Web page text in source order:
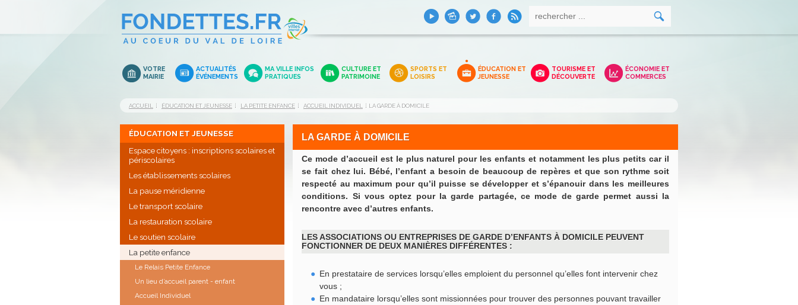
VOTRE
MAIRIE
ACTUALITÉS
ÉVÉNEMENTS
MA VILLE INFOS
PRATIQUES
CULTURE ET
PATRIMOINE
SPORTS ET
LOISIRS
ÉDUCATION ET
JEUNESSE
TOURISME ET
DÉCOUVERTE
ÉCONOMIE ET
COMMERCES
ACCUEIL ÉDUCATION ET JEUNESSE LA PETITE ENFANCE ACCUEIL INDIVIDUEL LA GARDE À DOMICILE
ÉDUCATION ET JEUNESSE
Espace citoyens : inscriptions scolaires et
périscolaires
Les établissements scolaires
La pause méridienne
Le transport scolaire
La restauration scolaire
Le soutien scolaire
La petite enfance
Le Relais Petite Enfance
Un lieu d’accueil parent - enfant
Accueil Individuel
LA GARDE À DOMICILE
Ce mode d’accueil est le plus naturel pour les enfants et notamment les plus petits car il
se fait chez lui. Bébé, l’enfant a besoin de beaucoup de repères et que son rythme soit
respecté au maximum pour qu’il puisse se développer et s’épanouir dans les meilleures
conditions. Si vous optez pour la garde partagée, ce mode de garde permet aussi la
rencontre avec d’autres enfants.
LES ASSOCIATIONS OU ENTREPRISES DE GARDE D’ENFANTS À DOMICILE PEUVENT
FONCTIONNER DE DEUX MANIÈRES DIFFÉRENTES :
En prestataire de services lorsqu’elles emploient du personnel qu’elles font intervenir chez
vous ;
En mandataire lorsqu’elles sont missionnées pour trouver des personnes pouvant travailler